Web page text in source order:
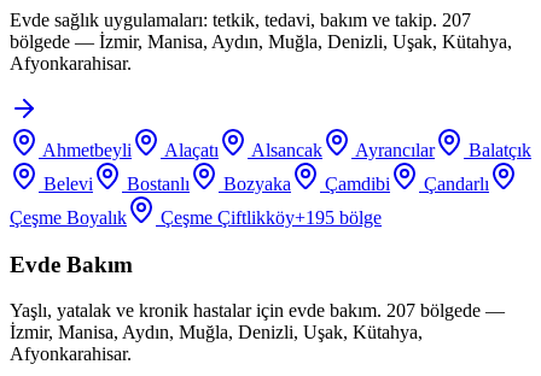
Evde sağlık uygulamaları: tetkik, tedavi, bakım ve takip. 207
bölgede — İzmir, Manisa, Aydın, Muğla, Denizli, Uşak, Kütahya,
Afyonkarahisar.
Ahmetbeyli Alaçatı Alsancak Ayrancılar
Balatçık
Belevi
Bostanlı Bozyaka Çamdibi
Çandarlı
Çeşme Boyalık
Çeşme Çiftlikköy+195 bölge
Evde Bakım
Yaşlı, yatalak ve kronik hastalar için evde bakım. 207 bölgede —
İzmir, Manisa, Aydın, Muğla, Denizli, Uşak, Kütahya,
Afyonkarahisar.